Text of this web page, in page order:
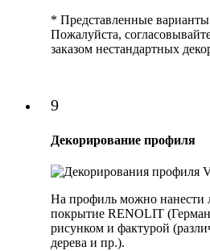
* Представленные
Пожалуйста,
заказом нестандартных
9
Декорирование профиля
На профиль можно нанести
покрытие RENOLIT
рисунком и фактурой
дерева и пр.).